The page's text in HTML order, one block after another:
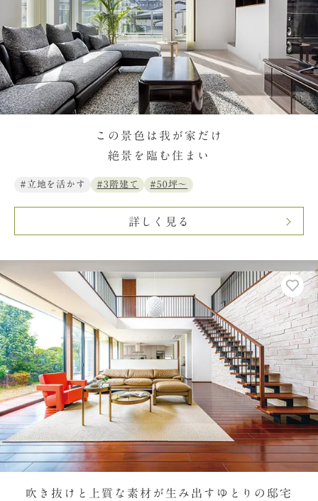
この景色は我が家だけ
絶景を臨む住まい
#立地を活かす #3階建て #50坪〜
詳しく見る
吹き抜けと上質な素材が生み出すゆとりの邸宅